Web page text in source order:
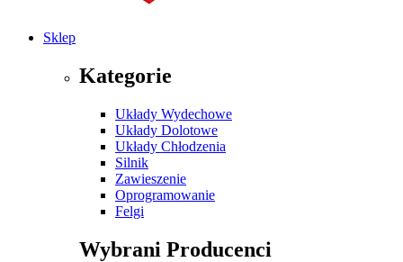
Sklep
Kategorie
Układy Wydechowe
Układy Dolotowe
Układy Chłodzenia
Silnik
Zawieszenie
Oprogramowanie
Felgi
Wybrani Producenci